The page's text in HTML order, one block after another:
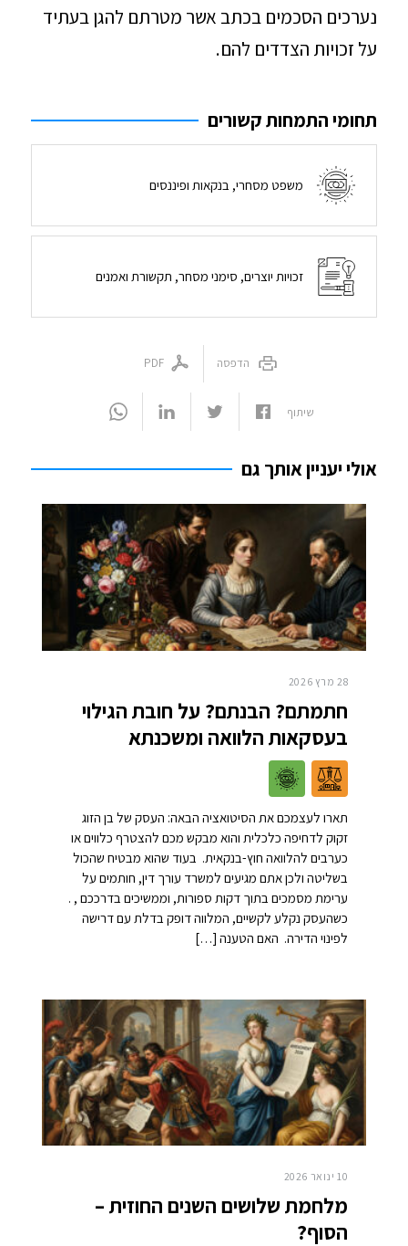
נערכים הסכמים בכתב אשר מטרתם להגן בעתיד
על זכויות הצדדים להם.
תחומי התמחות קשורים
משפט מסחרי, בנקאות ופיננסים
זכויות יוצרים, סימני מסחר, תקשורת ואמנים
הדפסה PDF
שיתוף
אולי יעניין אותך גם
28 מרץ 2026
חתמתם? הבנתם? על חובת הגילוי
בעסקאות הלוואה ומשכנתא
תארו לעצמכם את הסיטואציה הבאה: העסק של בן הזוג
זקוק לדחיפה כלכלית והוא מבקש מכם להצטרף כלווים או
כערבים להלוואה חוץ-בנקאית. בעוד שהוא מבטיח שהכול
בשליטה ולכן אתם מגיעים למשרד עורך דין, חותמים על
ערימת מסמכים בתוך דקות ספורות, וממשיכים בדרככם , .
כשהעסק נקלע לקשיים, המלווה דופק בדלת עם דרישה
לפינוי הדירה. האם הטענה […]
10 ינואר 2026
מלחמת שלושים השנים החוזית –
הסוף?